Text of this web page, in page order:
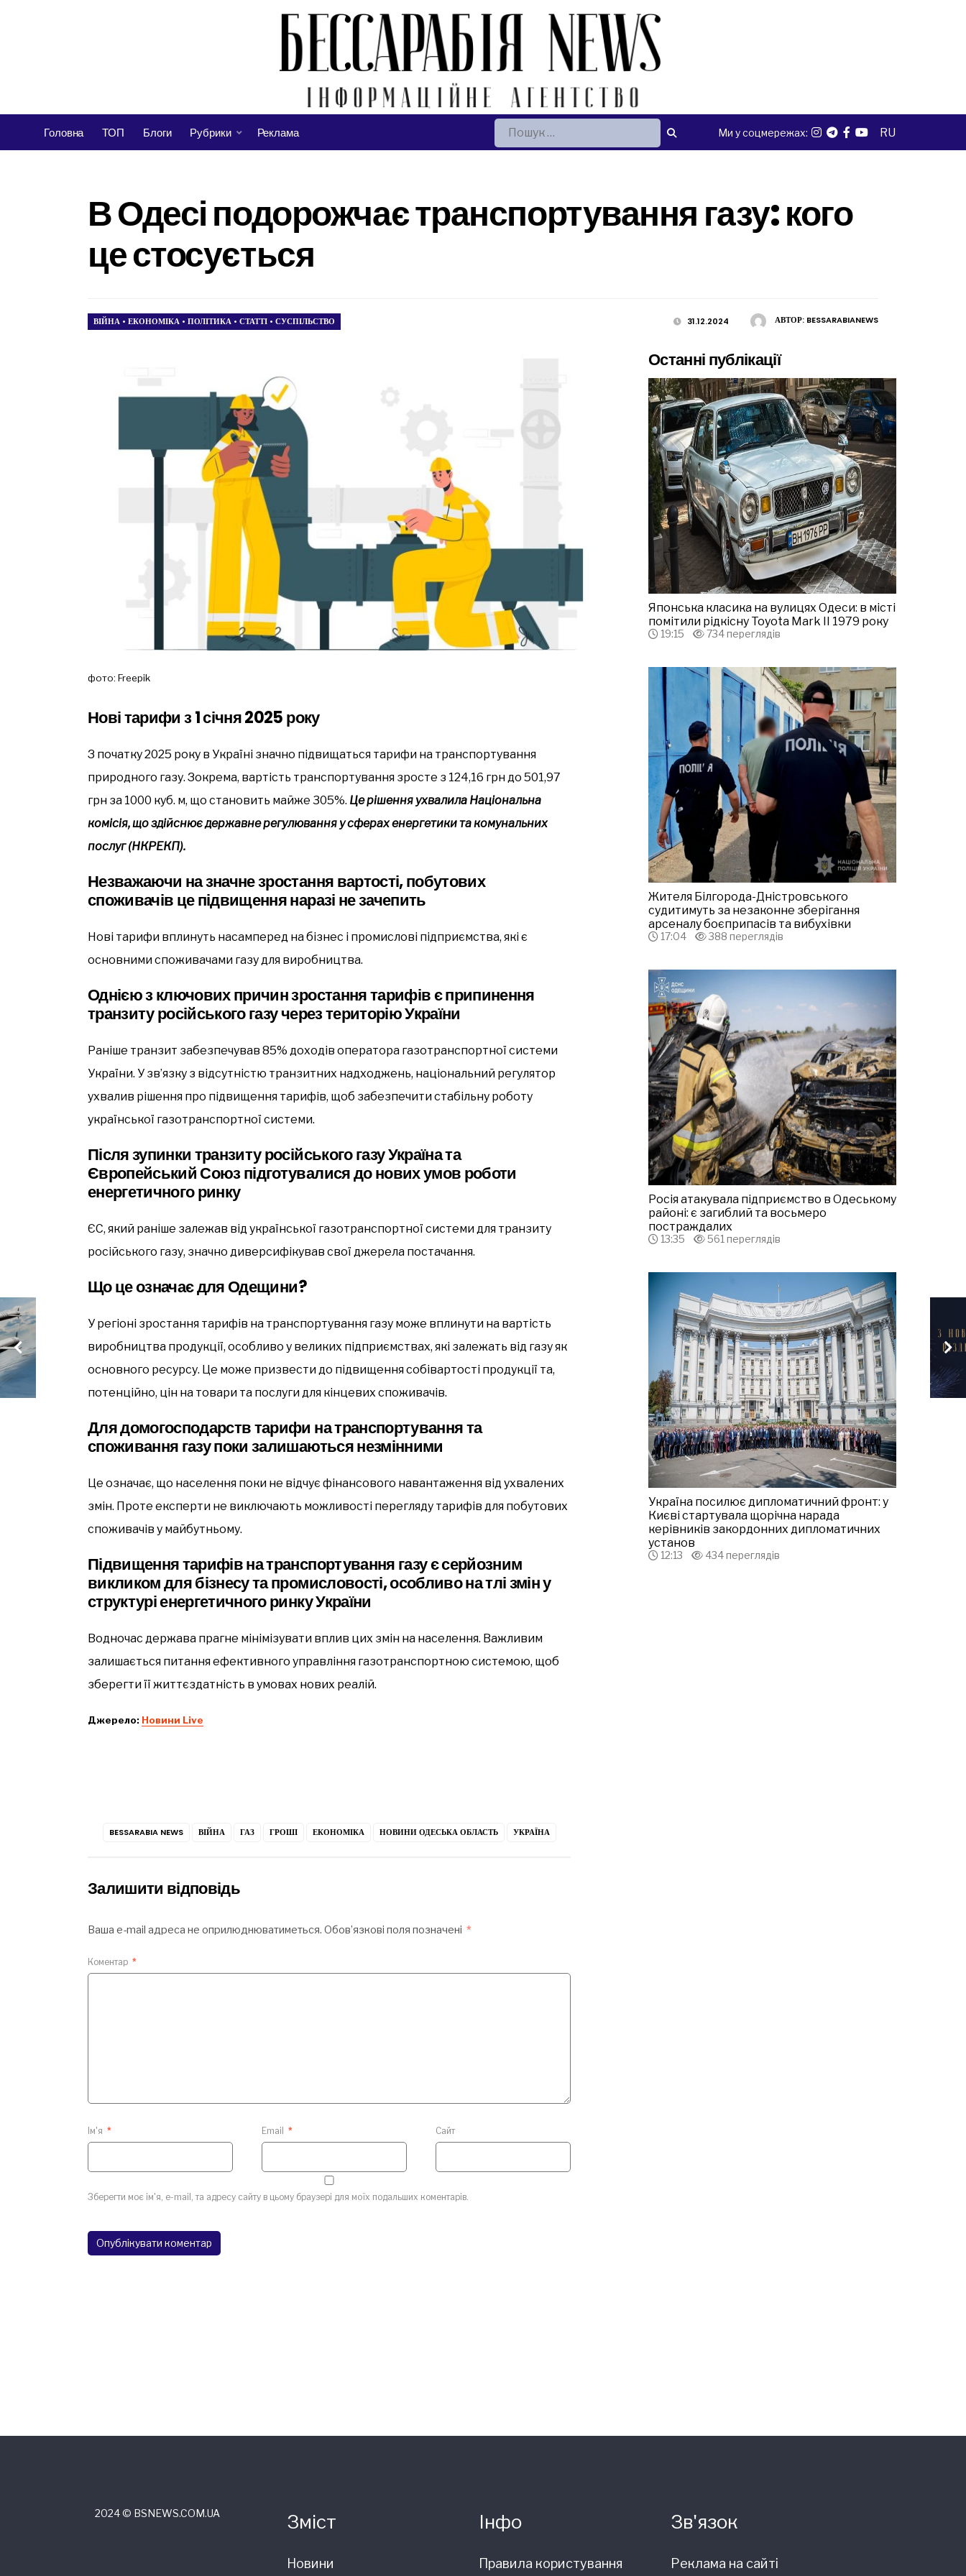
Головна ТОП Блоги Рубрики Реклама Пошук: Ми у соцмережах: RU
В Одесі подорожчає транспортування газу: кого
це стосується
АВТОР: BESSARABIANEWS
31.12.2024
ВІЙНА • ЕКОНОМІКА • ПОЛІТИКА • СТАТТІ • СУСПІЛЬСТВО
фото: Freepik
Нові тарифи з 1 січня 2025 року
З початку 2025 року в Україні значно підвищаться тарифи на транспортування
природного газу. Зокрема, вартість транспортування зросте з 124,16 грн до 501,97
грн за 1000 куб. м, що становить майже 305%. Це рішення ухвалила Національна
комісія, що здійснює державне регулювання у сферах енергетики та комунальних
послуг (НКРЕКП).
Незважаючи на значне зростання вартості, побутових
споживачів це підвищення наразі не зачепить
Нові тарифи вплинуть насамперед на бізнес і промислові підприємства, які є
основними споживачами газу для виробництва.
Однією з ключових причин зростання тарифів є припинення
транзиту російського газу через територію України
Раніше транзит забезпечував 85% доходів оператора газотранспортної системи
України. У зв’язку з відсутністю транзитних надходжень, національний регулятор
ухвалив рішення про підвищення тарифів, щоб забезпечити стабільну роботу
української газотранспортної системи.
Після зупинки транзиту російського газу Україна та
Європейський Союз підготувалися до нових умов роботи
енергетичного ринку
ЄС, який раніше залежав від української газотранспортної системи для транзиту
російського газу, значно диверсифікував свої джерела постачання.
Що це означає для Одещини?
У регіоні зростання тарифів на транспортування газу може вплинути на вартість
виробництва продукції, особливо у великих підприємствах, які залежать від газу як
основного ресурсу. Це може призвести до підвищення собівартості продукції та,
потенційно, цін на товари та послуги для кінцевих споживачів.
Для домогосподарств тарифи на транспортування та
споживання газу поки залишаються незмінними
Це означає, що населення поки не відчує фінансового навантаження від ухвалених
змін. Проте експерти не виключають можливості перегляду тарифів для побутових
споживачів у майбутньому.
Підвищення тарифів на транспортування газу є серйозним
викликом для бізнесу та промисловості, особливо на тлі змін у
структурі енергетичного ринку України
Водночас держава прагне мінімізувати вплив цих змін на населення. Важливим
залишається питання ефективного управління газотранспортною системою, щоб
зберегти її життєздатність в умовах нових реалій.
Джерело: Новини Live
BESSARABIA NEWS ВІЙНА ГАЗ ГРОШІ ЕКОНОМІКА НОВИНИ ОДЕСЬКА ОБЛАСТЬ УКРАЇНА
Залишити відповідь
Ваша e-mail адреса не оприлюднюватиметься. Обов’язкові поля позначені *
Коментар *
Ім'я * Email * Сайт
Зберегти моє ім'я, e-mail, та адресу сайту в цьому браузері для моїх подальших коментарів.
Останні публікації
Японська класика на вулицях Одеси: в місті
помітили рідкісну Toyota Mark II 1979 року
19:15 734 переглядів
Жителя Білгорода-Дністровського
судитимуть за незаконне зберігання
арсеналу боєприпасів та вибухівки
17:04 388 переглядів
Росія атакувала підприємство в Одеському
районі: є загиблий та восьмеро
постраждалих
13:35 561 переглядів
Україна посилює дипломатичний фронт: у
Києві стартувала щорічна нарада
керівників закордонних дипломатичних
установ
12:13 434 переглядів
2024 © ВSNEWS.COM.UA Зміст
Новини
Інфо
Правила користування
Зв'язок
Реклама на сайті